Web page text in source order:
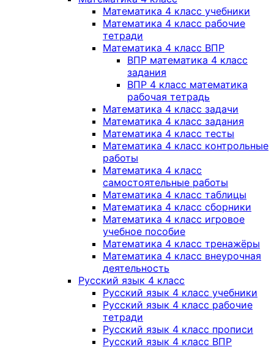
Математика 4 класс учебники
Математика 4 класс рабочие
тетради
Математика 4 класс ВПР
ВПР математика 4 класс
задания
ВПР 4 класс математика
рабочая тетрадь
Математика 4 класс задачи
Математика 4 класс задания
Математика 4 класс тесты
Математика 4 класс контрольные
работы
Математика 4 класс
самостоятельные работы
Математика 4 класс таблицы
Математика 4 класс сборники
Математика 4 класс игровое
учебное пособие
Математика 4 класс тренажёры
Математика 4 класс внеурочная
деятельность
Русский язык 4 класс
Русский язык 4 класс учебники
Русский язык 4 класс рабочие
тетради
Русский язык 4 класс прописи
Русский язык 4 класс ВПР